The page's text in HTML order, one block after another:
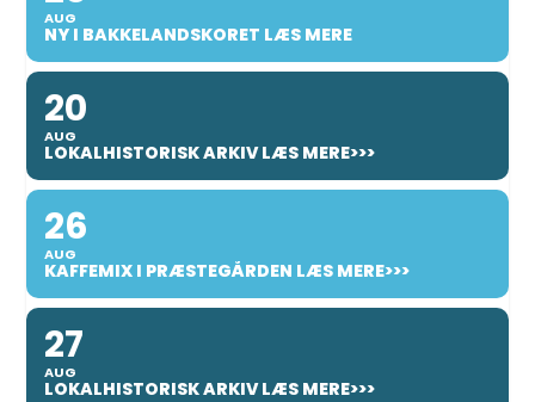
AUG
NY I BAKKELANDSKORET LÆS MERE
20
AUG
LOKALHISTORISK ARKIV LÆS MERE>>>
26
AUG
KAFFEMIX I PRÆSTEGÅRDEN LÆS MERE>>>
27
AUG
LOKALHISTORISK ARKIV LÆS MERE>>>